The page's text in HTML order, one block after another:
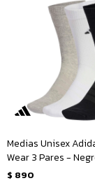
Medias Unisex
Wear 3 Pares -
Gris
$ 890